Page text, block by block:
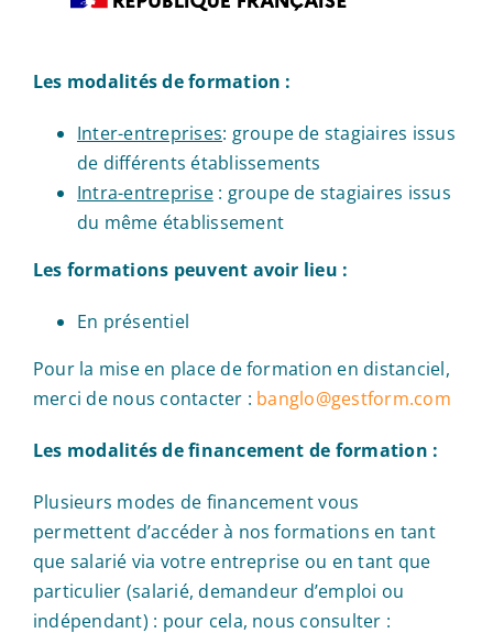
Les modalités de formation :
Inter-entreprises: groupe de stagiaires issus
de différents établissements
Intra-entreprise: groupe de stagiaires issus
du même établissement
Les formations peuvent avoir lieu :
En présentiel
Pour la mise en place de formation en distanciel,
merci de nous contacter : banglo@gestform.com
Les modalités de financement de formation :
Plusieurs modes de financement vous
permettent d’accéder à nos formations en tant
que salarié via votre entreprise ou en tant que
particulier (salarié, demandeur d’emploi ou
indépendant) : pour cela, nous consulter :